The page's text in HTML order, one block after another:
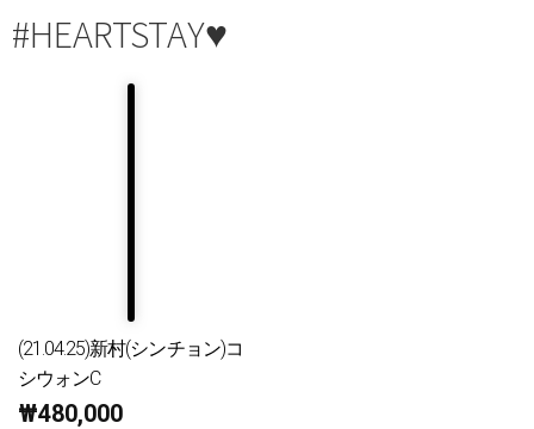
#HEARTSTAY♥
(21.04.25)新村(シンチョン)コ
シウォンC
₩480,000